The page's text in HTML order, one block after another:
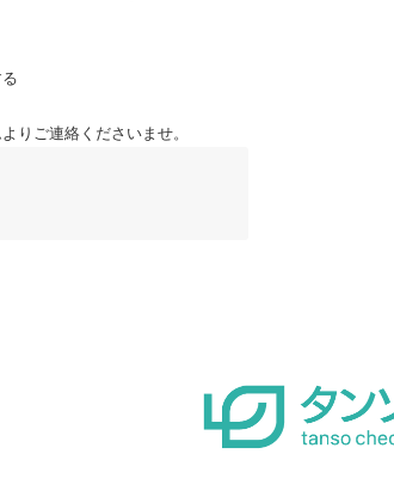
りご連絡くださいませ。